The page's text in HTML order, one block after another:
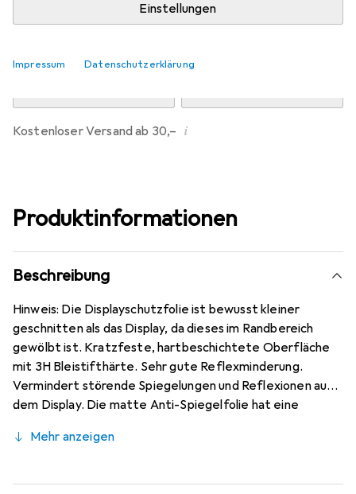
Einstellungen
Impressum Datenschutzerklärung
Kostenloser Versand ab 30,– i
Produktinformationen
Beschreibung
Hinweis: Die Displayschutzfolie ist bewusst kleiner
geschnitten als das Display, da dieses im Randbereich
gewölbt ist. Kratzfeste, hartbeschichtete Oberfläche
mit 3H Bleistifthärte. Sehr gute Reflexminderung.
Vermindert störende Spiegelungen und Reflexionen auf
dem Display. Die matte Anti-Spiegelfolie hat eine
Redmi K40 Glas, da dieses gewölbt ist (siehe Fotos),
(ohne Klebstoff). Kinderleichte Anbringung - 100%
Mehr anzeigen